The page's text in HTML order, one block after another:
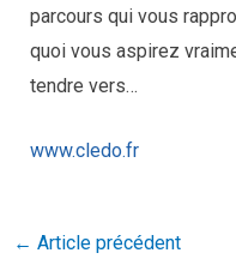
parcours qui vous
quoi vous aspirez
tendre vers…
www.cledo.fr
← Article précédent